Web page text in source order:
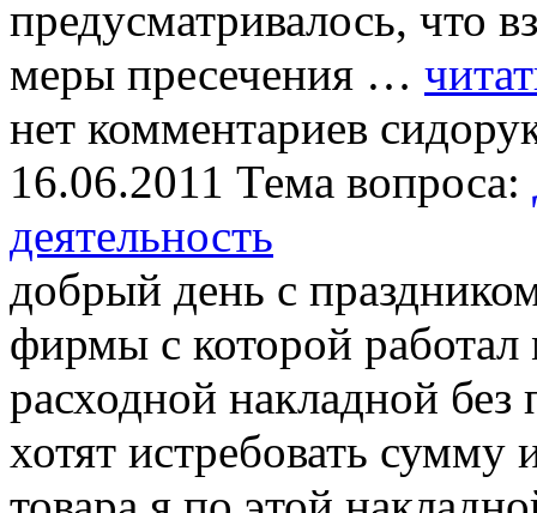
предусматривалось, что
меры пресечения …
нет комментариев
16.06.2011 Тема вопроса:
деятельность
добрый день с
фирмы с которой
расходной накладной без
хотят истребовать